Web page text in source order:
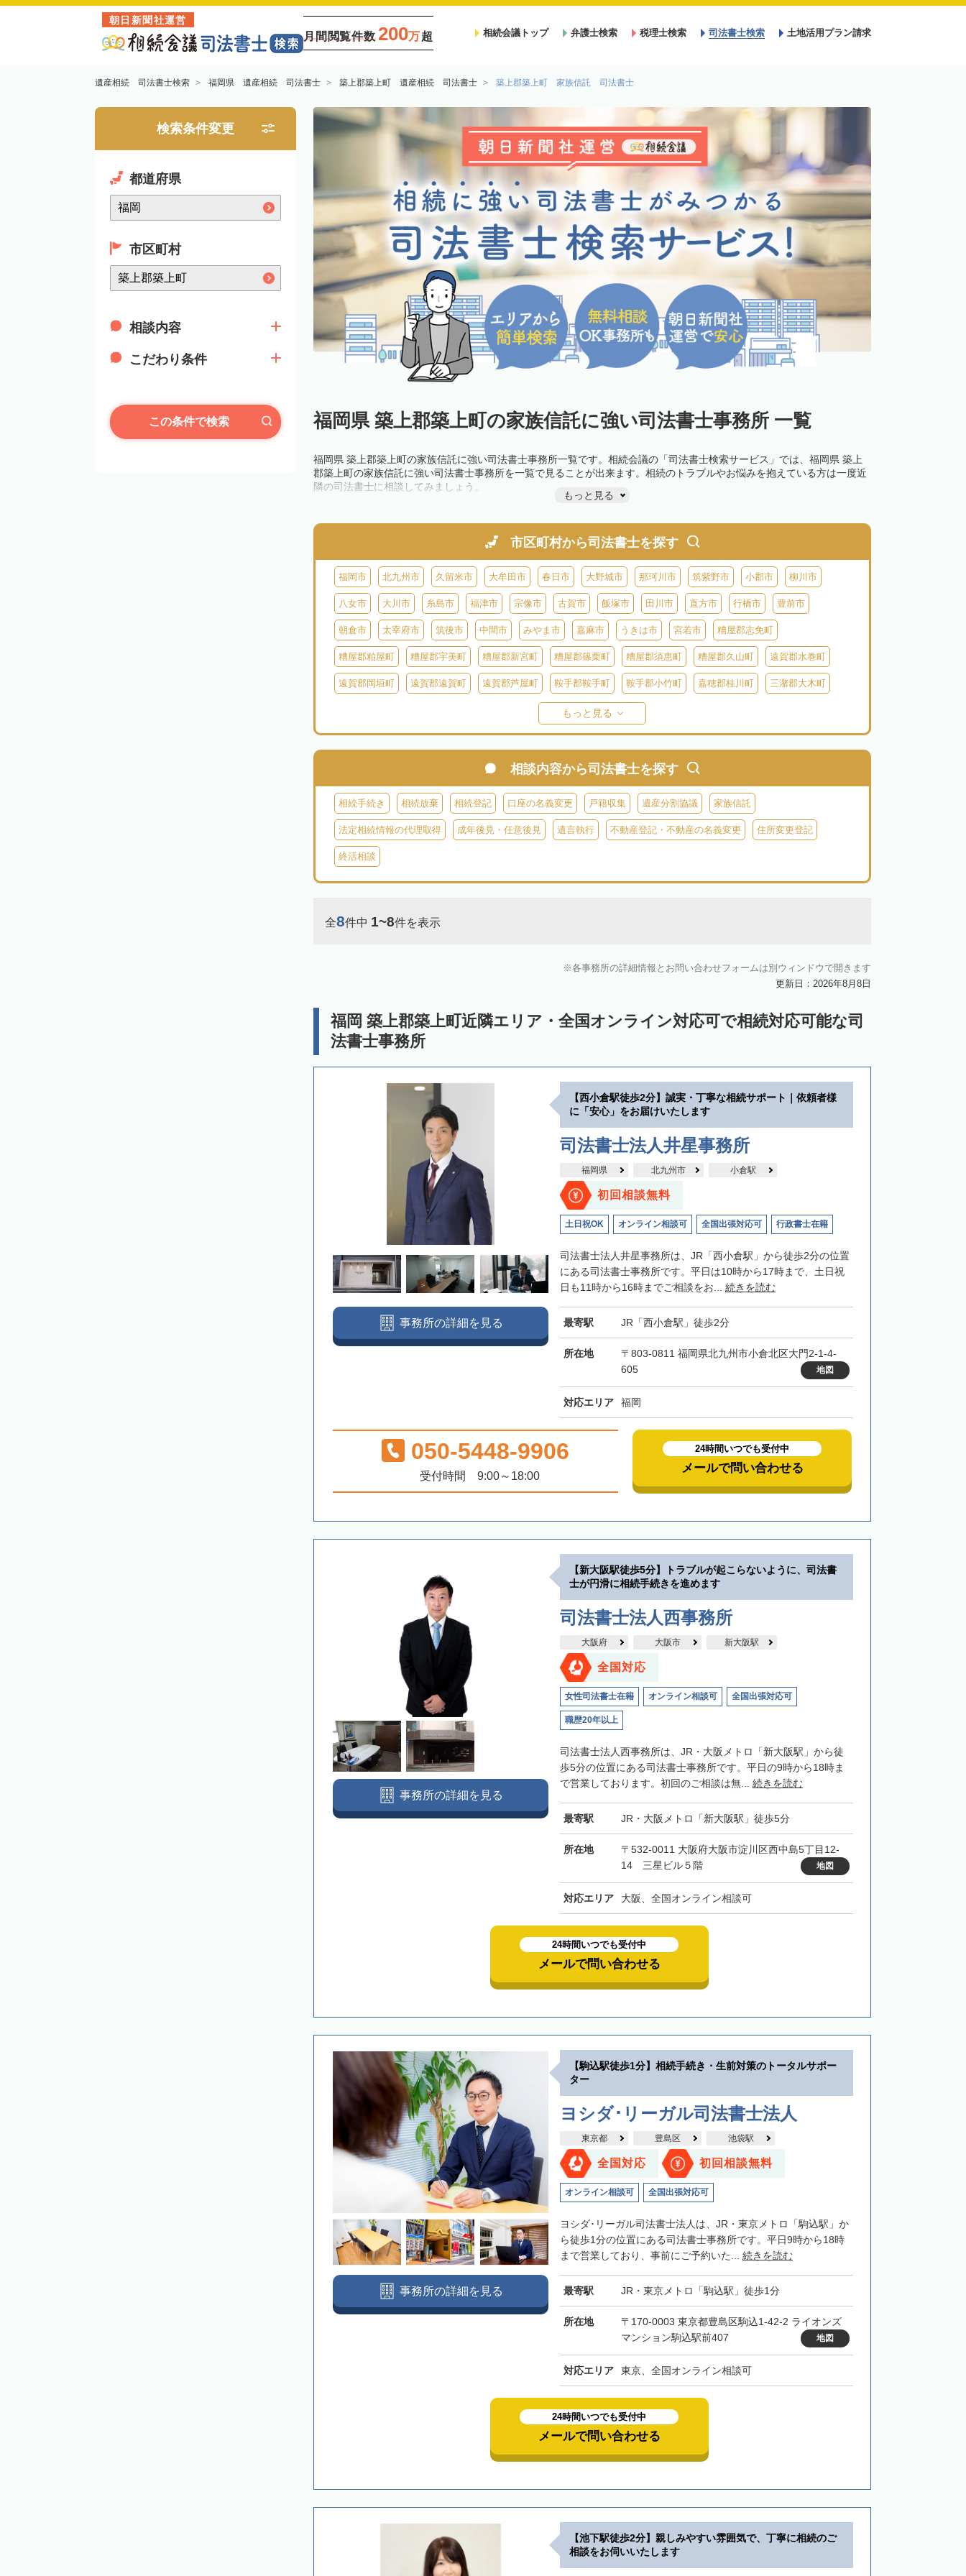
朝日新聞社運営
月間閲覧件数 200万超 相続会議トップ 弁護士検索 税理士検索 司法書士検索 土地活用プラン請求
遺産相続 司法書士検索 福岡県 遺産相続 司法書士 築上郡築上町 遺産相続 司法書士 築上郡築上町 家族信託 司法書士
検索条件変更
都道府県
市区町村
相談内容
こだわり条件
この条件で検索 福岡県 築上郡築上町の家族信託に強い司法書士事務所 一覧
福岡県 築上郡築上町の家族信託に強い司法書士事務所一覧です。相続会議の「司法書士検索サービス」では、福岡県 築上
郡築上町の家族信託に強い司法書士事務所を一覧で見ることが出来ます。相続のトラブルやお悩みを抱えている方は一度近
隣の司法書士に相談してみましょう。
もっと見る
市区町村から司法書士を探す
福岡市 北九州市 久留米市 大牟田市 春日市 大野城市 那珂川市 筑紫野市 小郡市 柳川市
八女市 大川市 糸島市 福津市 宗像市 古賀市 飯塚市 田川市 直方市 行橋市 豊前市
朝倉市 太宰府市 筑後市 中間市 みやま市 嘉麻市 うきは市 宮若市 糟屋郡志免町
糟屋郡粕屋町 糟屋郡宇美町 糟屋郡新宮町 糟屋郡篠栗町 糟屋郡須恵町 糟屋郡久山町 遠賀郡水巻町
遠賀郡岡垣町 遠賀郡遠賀町 遠賀郡芦屋町 鞍手郡鞍手町 鞍手郡小竹町 嘉穂郡桂川町 三潴郡大木町
朝倉郡東峰村
田川郡添田町 田川郡糸田町 田川郡大任町 田川郡赤村 京都郡苅田町 京都郡みやこ町 築上郡吉富町
もっと見る
相談内容から司法書士を探す
相続手続き 相続放棄 相続登記 口座の名義変更 戸籍収集 遺産分割協議 家族信託
法定相続情報の代理取得 成年後見・任意後見 遺言執行 不動産登記・不動産の名義変更 住所変更登記
終活相談
全8件中 1~8件を表示
各事務所の詳細情報とお問い合わせフォームは別ウィンドウで開きます
更新日：2026年8月8日
福岡 築上郡築上町近隣エリア・全国オンライン対応可で相続対応可能な司
法書士事務所
【西小倉駅徒歩2分】誠実・丁寧な相続サポート｜依頼者様
に「安心」をお届けいたします
司法書士法人井星事務所
福岡県 北九州市 小倉駅
初回相談無料
土日祝OK オンライン相談可 全国出張対応可 行政書士在籍
司法書士法人井星事務所は、JR「西小倉駅」から徒歩2分の位置
にある司法書士事務所です。平日は10時から17時まで、土日祝
日も11時から16時までご相談をお... 続きを読む
最寄駅 JR「西小倉駅」徒歩2分
所在地
〒803-0811 福岡県北九州市小倉北区大門2-1-4-
605
地図
対応エリア 福岡
事務所の詳細を見る
050-5448-9906
受付時間 9:00～18:00
24時間いつでも受付中
メールで問い合わせる
【新大阪駅徒歩5分】トラブルが起こらないように、司法書
士が円滑に相続手続きを進めます
司法書士法人西事務所
大阪府 大阪市 新大阪駅
全国対応
女性司法書士在籍 オンライン相談可 全国出張対応可
職歴20年以上
司法書士法人西事務所は、JR・大阪メトロ「新大阪駅」から徒
歩5分の位置にある司法書士事務所です。平日の9時から18時ま
で営業しております。初回のご相談は無... 続きを読む
最寄駅 JR・大阪メトロ「新大阪駅」徒歩5分
所在地
〒532-0011 大阪府大阪市淀川区西中島5丁目12-
14 三星ビル５階
地図
対応エリア 大阪、全国オンライン相談可
事務所の詳細を見る
24時間いつでも受付中
メールで問い合わせる
【駒込駅徒歩1分】相続手続き・生前対策のトータルサポー
ター
ヨシダ･リーガル司法書士法人
東京都 豊島区 池袋駅
全国対応 初回相談無料
オンライン相談可 全国出張対応可
ヨシダ･リーガル司法書士法人は、JR・東京メトロ「駒込駅」か
ら徒歩1分の位置にある司法書士事務所です。平日9時から18時
まで営業しており、事前にご予約いた... 続きを読む
最寄駅 JR・東京メトロ「駒込駅」徒歩1分
所在地
〒170-0003 東京都豊島区駒込1-42-2 ライオンズ
マンション駒込駅前407
地図
対応エリア 東京、全国オンライン相談可
事務所の詳細を見る
24時間いつでも受付中
メールで問い合わせる
【池下駅徒歩2分】親しみやすい雰囲気で、丁寧に相続のご
相談をお伺いいたします